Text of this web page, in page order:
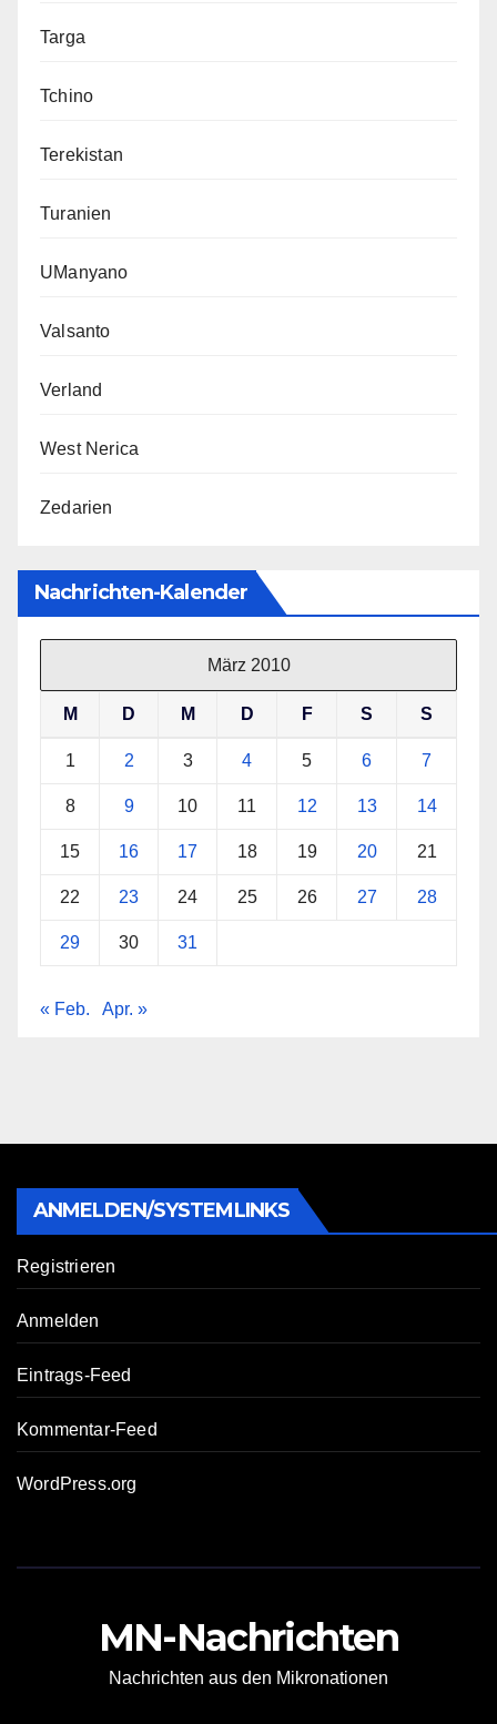
Targa
Tchino
Terekistan
Turanien
UManyano
Valsanto
Verland
West Nerica
Zedarien
Nachrichten-Kalender
März 2010
M D M D F S S
1 2 3 4 5 6 7
8 9 10 11 12 13 14
15 16 17 18 19 20 21
22 23 24 25 26 27 28
29 30 31
« Feb. Apr. »
ANMELDEN/SYSTEMLINKS
Registrieren
Anmelden
Eintrags-Feed
Kommentar-Feed
WordPress.org
MN-Nachrichten
Nachrichten aus den Mikronationen